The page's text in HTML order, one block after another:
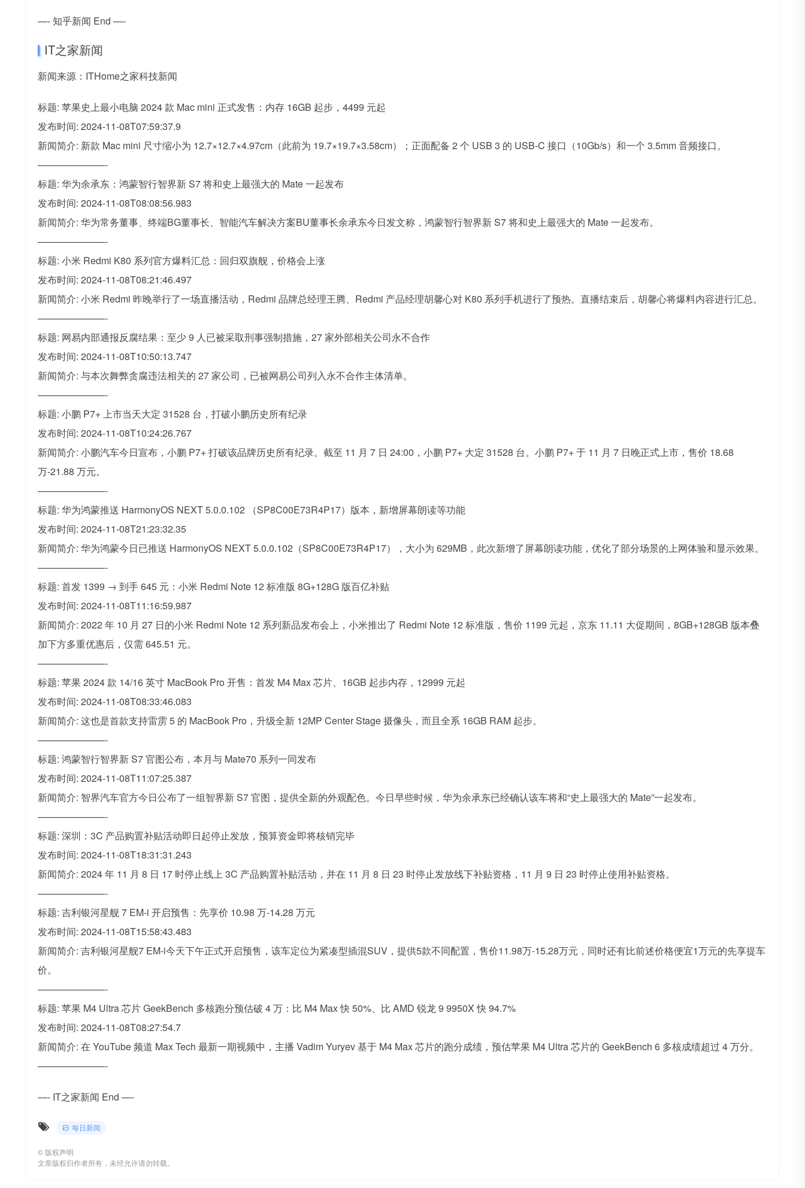
—- 知乎新闻 End —-
IT之家新闻
新闻来源：ITHome之家科技新闻
标题: 苹果史上最小电脑 2024 款 Mac mini 正式发售：内存 16GB 起步，4499 元起
发布时间: 2024-11-08T07:59:37.9
新闻简介: 新款 Mac mini 尺寸缩小为 12.7×12.7×4.97cm（此前为 19.7×19.7×3.58cm）；正面配备 2 个 USB 3 的 USB-C 接口（10Gb/s）和一个 3.5mm 音频接口。
———————-
标题: 华为余承东：鸿蒙智行智界新 S7 将和史上最强大的 Mate 一起发布
发布时间: 2024-11-08T08:08:56.983
新闻简介: 华为常务董事、终端BG董事长、智能汽车解决方案BU董事长余承东今日发文称，鸿蒙智行智界新 S7 将和史上最强大的 Mate 一起发布。
———————-
标题: 小米 Redmi K80 系列官方爆料汇总：回归双旗舰，价格会上涨
发布时间: 2024-11-08T08:21:46.497
新闻简介: 小米 Redmi 昨晚举行了一场直播活动，Redmi 品牌总经理王腾、Redmi 产品经理胡馨心对 K80 系列手机进行了预热。直播结束后，胡馨心将爆料内容进行汇总。
———————-
标题: 网易内部通报反腐结果：至少 9 人已被采取刑事强制措施，27 家外部相关公司永不合作
发布时间: 2024-11-08T10:50:13.747
新闻简介: 与本次舞弊贪腐违法相关的 27 家公司，已被网易公司列入永不合作主体清单。
———————-
标题: 小鹏 P7+ 上市当天大定 31528 台，打破小鹏历史所有纪录
发布时间: 2024-11-08T10:24:26.767
新闻简介: 小鹏汽车今日宣布，小鹏 P7+ 打破该品牌历史所有纪录。截至 11 月 7 日 24:00，小鹏 P7+ 大定 31528 台。小鹏 P7+ 于 11 月 7 日晚正式上市，售价 18.68
万-21.88 万元。
———————-
标题: 华为鸿蒙推送 HarmonyOS NEXT 5.0.0.102 （SP8C00E73R4P17）版本，新增屏幕朗读等功能
发布时间: 2024-11-08T21:23:32.35
新闻简介: 华为鸿蒙今日已推送 HarmonyOS NEXT 5.0.0.102（SP8C00E73R4P17），大小为 629MB，此次新增了屏幕朗读功能，优化了部分场景的上网体验和显示效果。
———————-
标题: 首发 1399 → 到手 645 元：小米 Redmi Note 12 标准版 8G+128G 版百亿补贴
发布时间: 2024-11-08T11:16:59.987
新闻简介: 2022 年 10 月 27 日的小米 Redmi Note 12 系列新品发布会上，小米推出了 Redmi Note 12 标准版，售价 1199 元起，京东 11.11 大促期间，8GB+128GB 版本叠
加下方多重优惠后，仅需 645.51 元。
———————-
标题: 苹果 2024 款 14/16 英寸 MacBook Pro 开售：首发 M4 Max 芯片、16GB 起步内存，12999 元起
发布时间: 2024-11-08T08:33:46.083
新闻简介: 这也是首款支持雷雳 5 的 MacBook Pro，升级全新 12MP Center Stage 摄像头，而且全系 16GB RAM 起步。
———————-
标题: 鸿蒙智行智界新 S7 官图公布，本月与 Mate70 系列一同发布
发布时间: 2024-11-08T11:07:25.387
新闻简介: 智界汽车官方今日公布了一组智界新 S7 官图，提供全新的外观配色。今日早些时候，华为余承东已经确认该车将和“史上最强大的 Mate”一起发布。
———————-
标题: 深圳：3C 产品购置补贴活动即日起停止发放，预算资金即将核销完毕
发布时间: 2024-11-08T18:31:31.243
新闻简介: 2024 年 11 月 8 日 17 时停止线上 3C 产品购置补贴活动，并在 11 月 8 日 23 时停止发放线下补贴资格，11 月 9 日 23 时停止使用补贴资格。
———————-
标题: 吉利银河星舰 7 EM-i 开启预售：先享价 10.98 万-14.28 万元
发布时间: 2024-11-08T15:58:43.483
新闻简介: 吉利银河星舰7 EM-i今天下午正式开启预售，该车定位为紧凑型插混SUV，提供5款不同配置，售价11.98万-15.28万元，同时还有比前述价格便宜1万元的先享提车
价。
———————-
标题: 苹果 M4 Ultra 芯片 GeekBench 多核跑分预估破 4 万：比 M4 Max 快 50%、比 AMD 锐龙 9 9950X 快 94.7%
发布时间: 2024-11-08T08:27:54.7
新闻简介: 在 YouTube 频道 Max Tech 最新一期视频中，主播 Vadim Yuryev 基于 M4 Max 芯片的跑分成绩，预估苹果 M4 Ultra 芯片的 GeekBench 6 多核成绩超过 4 万分。
———————-
—- IT之家新闻 End —-
每日新闻
© 版权声明
文章版权归作者所有，未经允许请勿转载。